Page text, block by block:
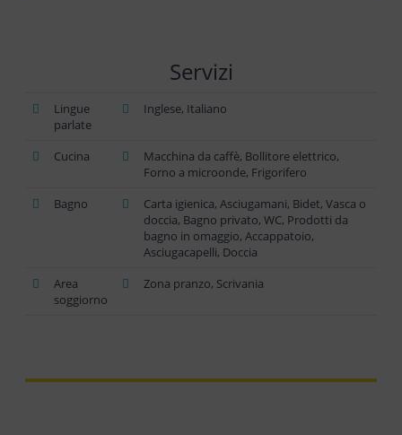
Servizi
Lingue
parlate
Inglese, Italiano
Cucina
Macchina da caffè, Bollitore elettrico,
Forno a microonde, Frigorifero
Bagno
Carta igienica, Asciugamani, Bidet, Vasca o
doccia, Bagno privato, WC, Prodotti da
bagno in omaggio, Accappatoio,
Asciugacapelli, Doccia
Area
soggiorno
Zona pranzo, Scrivania